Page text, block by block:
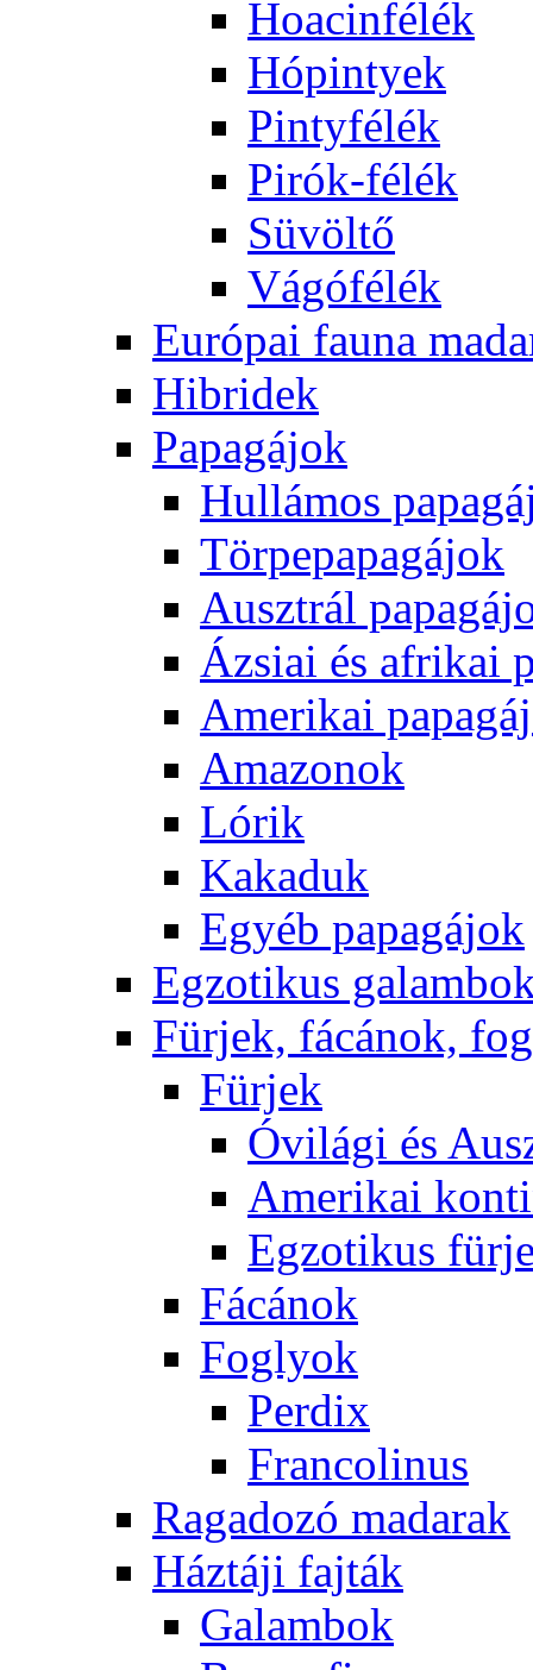
Hoacinfélék
Hópintyek
Pintyfélék
Pirók-félék
Süvöltő
Vágófélék
Európai fauna
Hibridek
Papagájok
Hullámos
Törpepapagájok
Ausztrál
Ázsiai és afrikai
Amerikai
Amazonok
Lórik
Kakaduk
Egyéb papagájok
Egzotikus
Fürjek, fácánok,
Fürjek
Óvilági és
Amerikai
Egzotikus
Fácánok
Foglyok
Perdix
Francolinus
Ragadozó madarak
Háztáji fajták
Galambok